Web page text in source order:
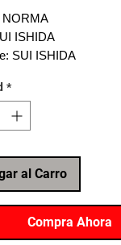
NORMA
ISHIDA
SUI ISHIDA
*
al Carro
Compra Ahora